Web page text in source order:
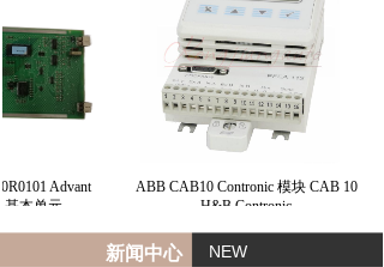
Advant
本单元
ABB CAB10 Contronic 模块 CAB 10
H&B Contronic
新闻中心 NEW